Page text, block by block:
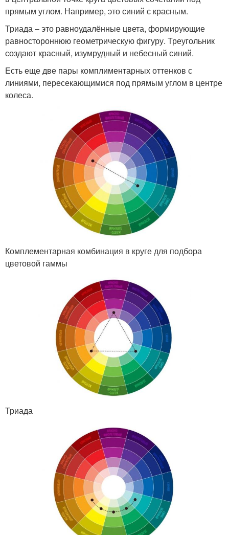
прямым углом. Например, это синий с красным.
Триада – это равноудалённые цвета, формирующие
равностороннюю геометрическую фигуру. Треугольник
создают красный, изумрудный и небесный синий.
Есть еще две пары комплиментарных оттенков с
линиями, пересекающимися под прямым углом в центре
колеса.
Комплементарная комбинация в круге для подбора
цветовой гаммы
Триада